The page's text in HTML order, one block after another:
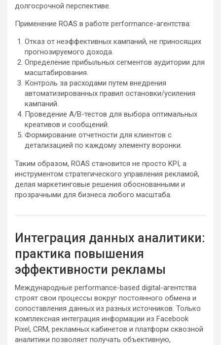
долгосрочной перспективе.
Применение ROAS в работе performance-агентства:
Отказ от неэффективных кампаний, не приносящих
прогнозируемого дохода.
Определение прибыльных сегментов аудитории для
масштабирования.
Контроль за расходами путем внедрения
автоматизированных правил остановки/усиления
кампаний.
Проведение A/B-тестов для выбора оптимальных
креативов и сообщений.
Формирование отчетности для клиентов с
детализацией по каждому элементу воронки.
Таким образом, ROAS становится не просто KPI, а
инструментом стратегического управления рекламой,
делая маркетинговые решения обоснованными и
прозрачными для бизнеса любого масштаба.
Интеграция данных аналитики:
практика повышения
эффективности рекламы
Международные performance-based digital-агентства
строят свои процессы вокруг постоянного обмена и
сопоставления данных из разных источников. Только
комплексная интеграция информации из Facebook
Pixel, CRM, рекламных кабинетов и платформ сквозной
аналитики позволяет получать объективную,